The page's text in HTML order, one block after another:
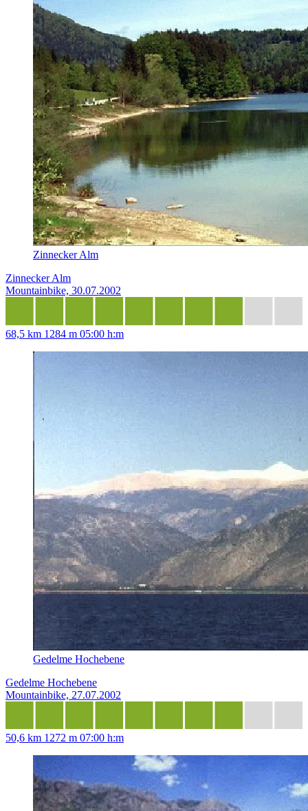
Zinnecker Alm
Zinnecker Alm
Mountainbike, 30.07.2002
68,5 km 1284 m 05:00 h:m
Gedelme Hochebene
Gedelme Hochebene
Mountainbike, 27.07.2002
50,6 km 1272 m 07:00 h:m